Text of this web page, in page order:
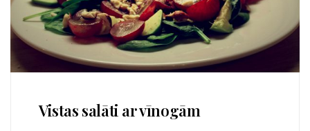
Vistas salāti ar vīnogām